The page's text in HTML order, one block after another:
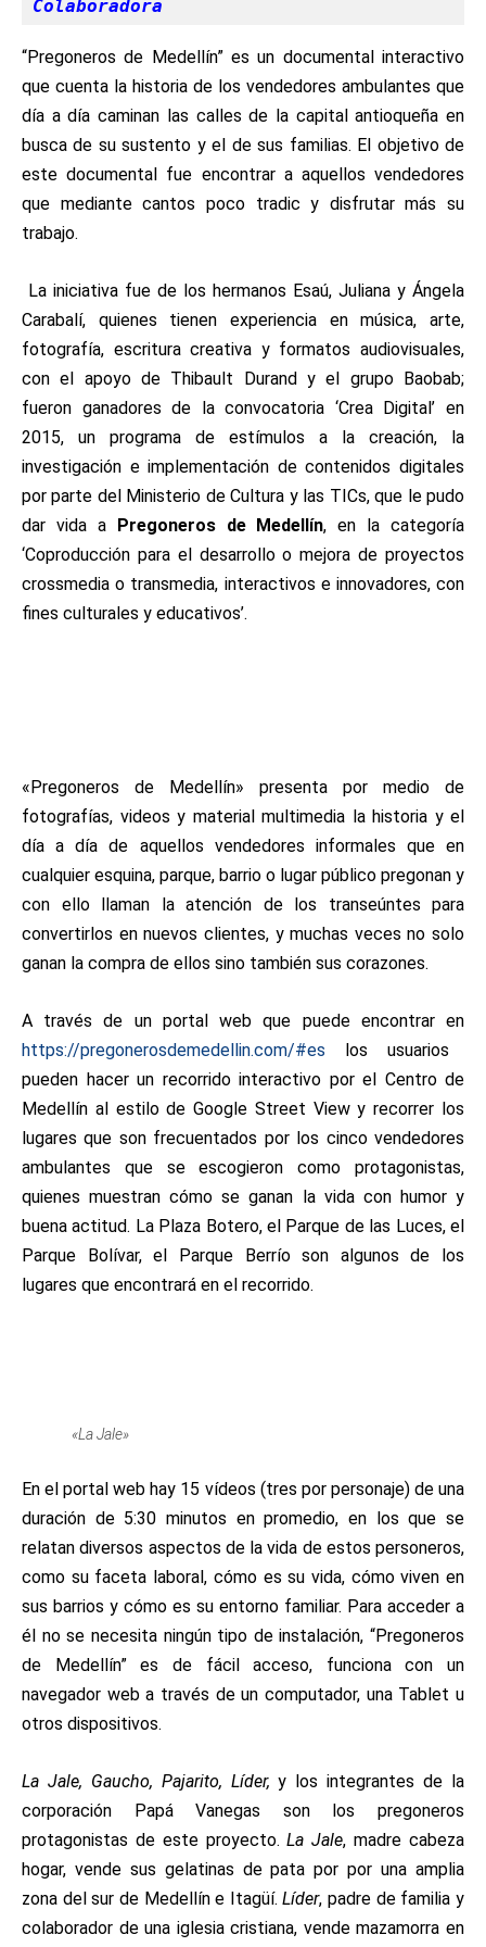
Colaboradora
“Pregoneros de Medellín” es un documental interactivo
que cuenta la historia de los vendedores ambulantes que
día a día caminan las calles de la capital antioqueña en
busca de su sustento y el de sus familias. El objetivo de
este documental fue encontrar a aquellos vendedores
que mediante cantos poco tradic y disfrutar más su
trabajo.
La iniciativa fue de los hermanos Esaú, Juliana y Ángela
Carabalí, quienes tienen experiencia en música, arte,
fotografía, escritura creativa y formatos audiovisuales,
con el apoyo de Thibault Durand y el grupo Baobab;
fueron ganadores de la convocatoria ‘Crea Digital’ en
2015, un programa de estímulos a la creación, la
investigación e implementación de contenidos digitales
por parte del Ministerio de Cultura y las TICs, que le pudo
dar vida a Pregoneros de Medellín, en la categoría
‘Coproducción para el desarrollo o mejora de proyectos
crossmedia o transmedia, interactivos e innovadores, con
fines culturales y educativos’.
«Pregoneros de Medellín» presenta por medio de
fotografías, videos y material multimedia la historia y el
día a día de aquellos vendedores informales que en
cualquier esquina, parque, barrio o lugar público pregonan y
con ello llaman la atención de los transeúntes para
convertirlos en nuevos clientes, y muchas veces no solo
ganan la compra de ellos sino también sus corazones.
A través de un portal web que puede encontrar en
https://pregonerosdemedellin.com/#es los usuarios
pueden hacer un recorrido interactivo por el Centro de
Medellín al estilo de Google Street View y recorrer los
lugares que son frecuentados por los cinco vendedores
ambulantes que se escogieron como protagonistas,
quienes muestran cómo se ganan la vida con humor y
buena actitud. LaPlaza Botero, el Parque de las Luces, el
Parque Bolívar, el Parque Berrío son algunos de los
lugares que encontrará en el recorrido.
«La Jale»
En el portal web hay 15 vídeos (tres por personaje) de una
duración de 5:30 minutos en promedio, en los que se
relatan diversos aspectos de la vida de estos personeros,
como su faceta laboral, cómo es su vida, cómo viven en
sus barrios y cómo es su entorno familiar. Para acceder a
él no se necesita ningún tipo de instalación, “Pregoneros
de Medellín” es de fácil acceso, funciona con un
navegador web a través de un computador, una Tablet u
otros dispositivos.
La Jale, Gaucho, Pajarito, Líder, y los integrantes de la
corporación Papá Vanegas son los pregoneros
protagonistas de este proyecto.La Jale, madre cabeza
hogar, vende sus gelatinas de pata por por una amplia
zona del sur de Medellín e Itagüí.Líder, padre de familia y
colaborador de una iglesia cristiana, vende mazamorra en